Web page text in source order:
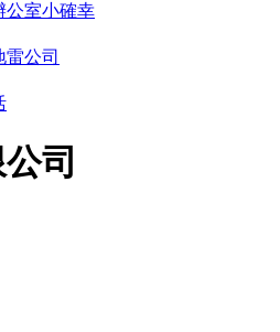
公室小確幸
公司
司